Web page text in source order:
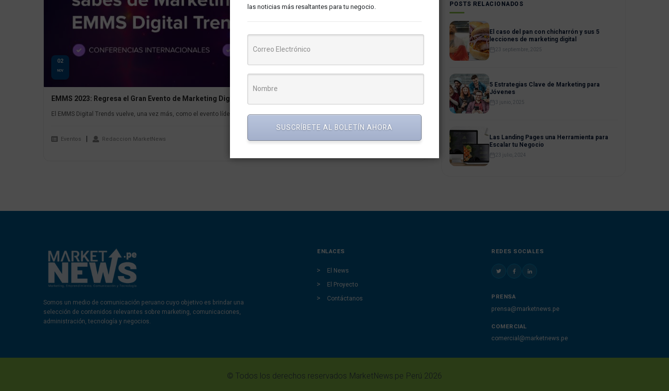
02
NOV
EMMS 2023: Regresa el Gran Evento de Marketing Digital
El EMMS Digital Trends vuelve, una vez más, como el evento líder en el ámbito del marketing digital en español,...
Eventos Redaccion MarketNews
POSTS RELACIONADOS
El caso del pan con chicharrón y sus 5
lecciones de marketing digital
23 septiembre, 2025
5 Estrategias Clave de Marketing para
Jóvenes
3 junio, 2025
Las Landing Pages una Herramienta para
Escalar tu Negocio
23 julio, 2024
Somos un medio de comunicación peruano cuyo objetivo es brindar una
selección de contenidos relevantes sobre marketing, comunicaciones,
administración, tecnología y negocios.
ENLACES
El News
El Proyecto
Contáctanos
REDES SOCIALES
PRENSA
prensa@marketnews.pe
COMERCIAL
comercial@marketnews.pe
© Todos los derechos reservados MarketNews.pe Perú 2026
las noticias más resaltantes para tu negocio.
SUSCRÍBETE AL BOLETÍN AHORA